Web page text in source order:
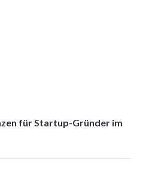
für Startup-Gründer im